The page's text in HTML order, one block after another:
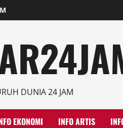
DUNIA 24 JAM
EKONOMI INFO ARTIS